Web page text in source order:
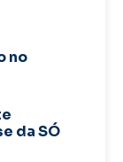
no
da SÓ